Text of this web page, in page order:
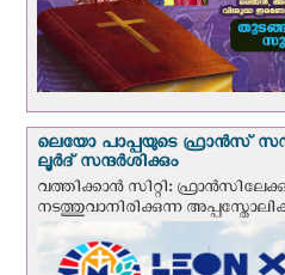
ലെയോ പാപ്പയുടെ ഫ്രാന്‍സ്
ലൂര്‍ദ് സന്ദര്‍ശിക്കും
വത്തിക്കാന്‍ സിറ്റി:
നടത്തുവാനിരിക്കുന്ന